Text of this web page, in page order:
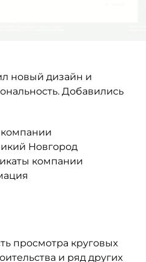
новый дизайн и
Добавились
Новгород
компании
просмотра круговых
и ряд других